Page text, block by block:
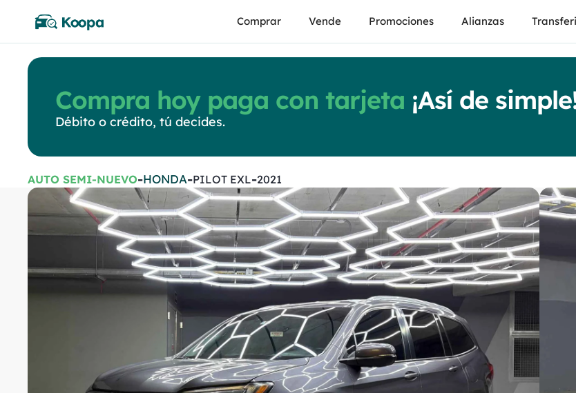
Comprar Vende Promociones Alianzas
Compra hoy paga con tarjeta ¡Así de
Débito o crédito, tú decides.
AUTO SEMI-NUEVO-HONDA-PILOT EXL-2021